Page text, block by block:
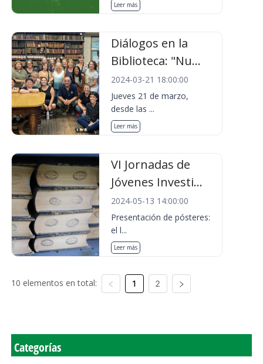
Leer más
Diálogos en la
Biblioteca: "Nu...
2024-03-21 18:00:00
Jueves 21 de marzo,
desde las ...
Leer más
VI Jornadas de
Jóvenes Investi...
2024-05-13 14:00:00
Presentación de pósteres:
el l...
Leer más
10 elementos en total: 1 2
Categorías